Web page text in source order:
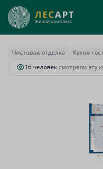
2-комнатная58.9 м
Ипотека от 66 482 руб.
Чистовая отделка
Кухня-
16 человексмотрели эту